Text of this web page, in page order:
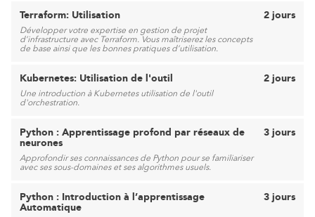
Terraform: Utilisation
Développer votre expertise en gestion de projet
d’infrastructure avec Terraform. Vous maîtriserez les concepts
de base ainsi que les bonnes pratiques d’utilisation.
2 jours
Kubernetes: Utilisation de l'outil
Une introduction à Kubernetes utilisation de l'outil
d'orchestration.
2 jours
Python : Apprentissage profond par réseaux de
neurones
Approfondir ses connaissances de Python pour se familiariser
avec ses sous-domaines et ses algorithmes usuels.
3 jours
Python : Introduction à l’apprentissage
Automatique
3 jours